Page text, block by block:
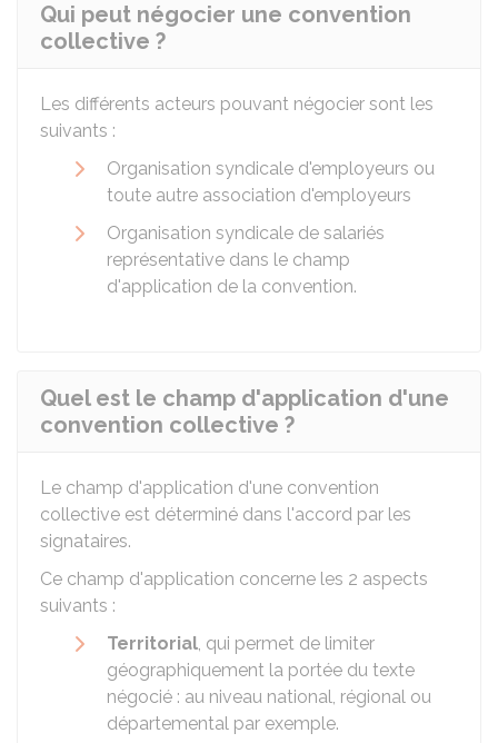
Qui peut négocier une convention
collective ?
Les différents acteurs pouvant négocier sont les
suivants :
Organisation syndicale d'employeurs ou
toute autre association d'employeurs
Organisation syndicale de salariés
représentative dans le champ
d'application de la convention.
Quel est le champ d'application d'une
convention collective ?
Le champ d'application d'une convention
collective est déterminé dans l'accord par les
signataires.
Ce champ d'application concerne les 2 aspects
suivants :
Territorial, qui permet de limiter
géographiquement la portée du texte
négocié : au niveau national, régional ou
départemental par exemple.